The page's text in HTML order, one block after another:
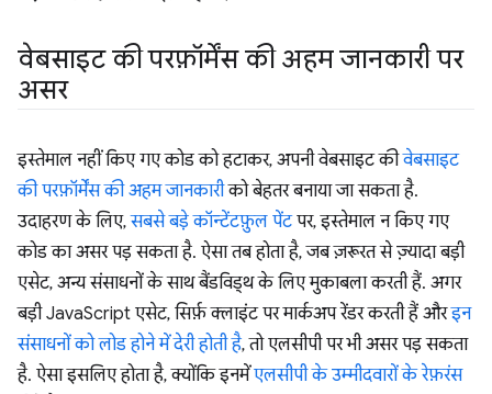
वेबसाइट की परफ़ॉर्मेंस की अहम जानकारी पर
असर
इस्तेमाल नहीं किए गए कोड को हटाकर, अपनी वेबसाइट कीवेबसाइट
की परफ़ॉर्मेंस की अहम जानकारीको बेहतर बनाया जा सकता है.
उदाहरण के लिए,सबसे बड़े कॉन्टेंटफ़ुल पेंटपर, इस्तेमाल न किए गए
कोड का असर पड़ सकता है. ऐसा तब होता है, जब ज़रूरत से ज़्यादा बड़ी
एसेट, अन्य संसाधनों के साथ बैंडविड्थ के लिए मुकाबला करती हैं. अगर
बड़ी JavaScript एसेट, सिर्फ़ क्लाइंट पर मार्कअप रेंडर करती हैं औरइन
संसाधनों को लोड होने में देरी होती है, तो एलसीपी पर भी असर पड़ सकता
है. ऐसा इसलिए होता है, क्योंकि इनमेंएलसीपी के उम्मीदवारों के रेफ़रंस